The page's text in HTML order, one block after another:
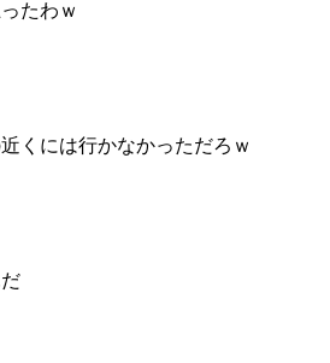
たわｗ
くには行かなかっただろｗ